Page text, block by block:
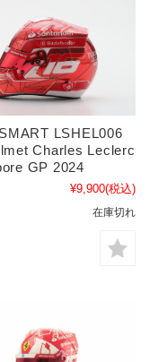
LSHEL006
Charles Leclerc
GP 2024
¥9,900(税込)
在庫切れ